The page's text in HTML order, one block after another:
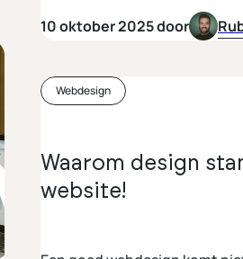
10 oktober 2025 door
Webdesign
Waarom design
website!